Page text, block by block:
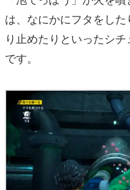
は、なにかにフタをし
り止めたりといったシ
です。